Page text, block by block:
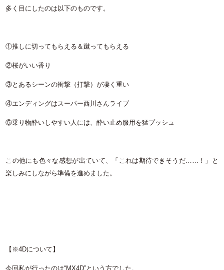
多く目にしたのは以下のものです。
①推しに切ってもらえる＆蹴ってもらえる
②桜がいい香り
③とあるシーンの衝撃（打撃）が凄く重い
④エンディングはスーパー西川さんライブ
⑤乗り物酔いしやすい人には、酔い止め服用を猛プッシュ
この他にも色々な感想が出ていて、「これは期待できそうだ……！」と
楽しみにしながら準備を進めました。
【※4Dについて】
今回私が行ったのは“MX4D”という方でした。